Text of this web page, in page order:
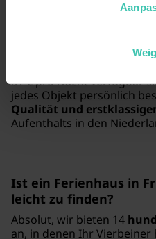
Welche Auswahl an
Sie können bei uns aus 17
81 € pro Nacht verfügbar
jedes Objekt persönlich
Qualität und
Aufenthalts in den
Ist ein Ferienhaus in
leicht zu finden?
Absolut, wir bieten 14
an, in denen Ihr